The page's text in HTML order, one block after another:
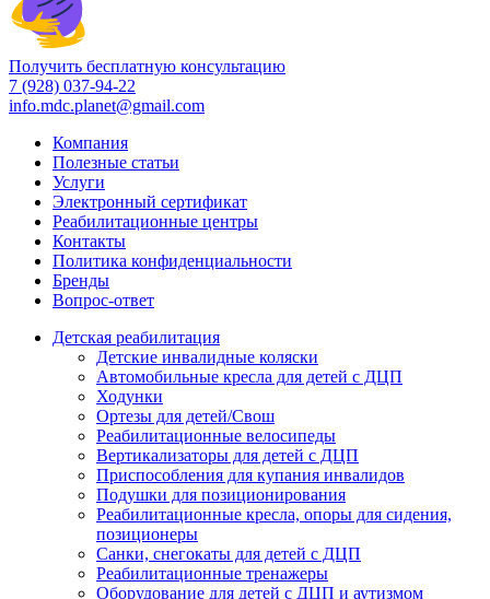
Получить бесплатную консультацию
7 (928) 037-94-22
info.mdc.planet@gmail.com
Компания
Полезные статьи
Услуги
Электронный сертификат
Реабилитационные центры
Контакты
Политика конфиденциальности
Бренды
Вопрос-ответ
Детская реабилитация
Детские инвалидные коляски
Автомобильные кресла для детей с ДЦП
Ходунки
Ортезы для детей/Свош
Реабилитационные велосипеды
Вертикализаторы для детей с ДЦП
Приспособления для купания инвалидов
Подушки для позиционирования
Реабилитационные кресла, опоры для сидения,
позиционеры
Санки, снегокаты для детей с ДЦП
Реабилитационные тренажеры
Оборудование для детей с ДЦП и аутизмом